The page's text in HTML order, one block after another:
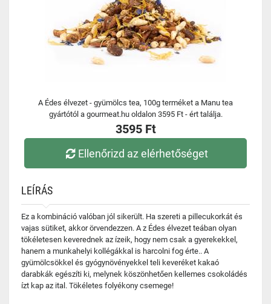
A Édes élvezet - gyümölcs tea, 100g terméket a Manu tea
gyártótól a gourmeat.hu oldalon 3595 Ft - ért találja.
3595 Ft
Ellenőrizd az elérhetőséget
LEÍRÁS
Ez a kombináció valóban jól sikerült. Ha szereti a pillecukorkát és
vajas sütiket, akkor örvendezzen. A z Édes élvezet teában olyan
tökéletesen keverednek az ízeik, hogy nem csak a gyerekekkel,
hanem a munkahelyi kollégákkal is harcolni fog érte.. A
gyümölcsökkel és gyógynövényekkel teli keveréket kakaó
darabkák egészíti ki, melynek köszönhetően kellemes csokoládés
ízt kap az ital. Tökéletes folyékony csemege!